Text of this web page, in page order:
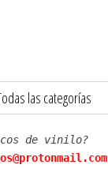
de vinilo?